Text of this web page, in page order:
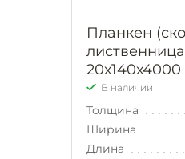
Планкен
лиственница
В наличии
Толщина
Ширина
Длина